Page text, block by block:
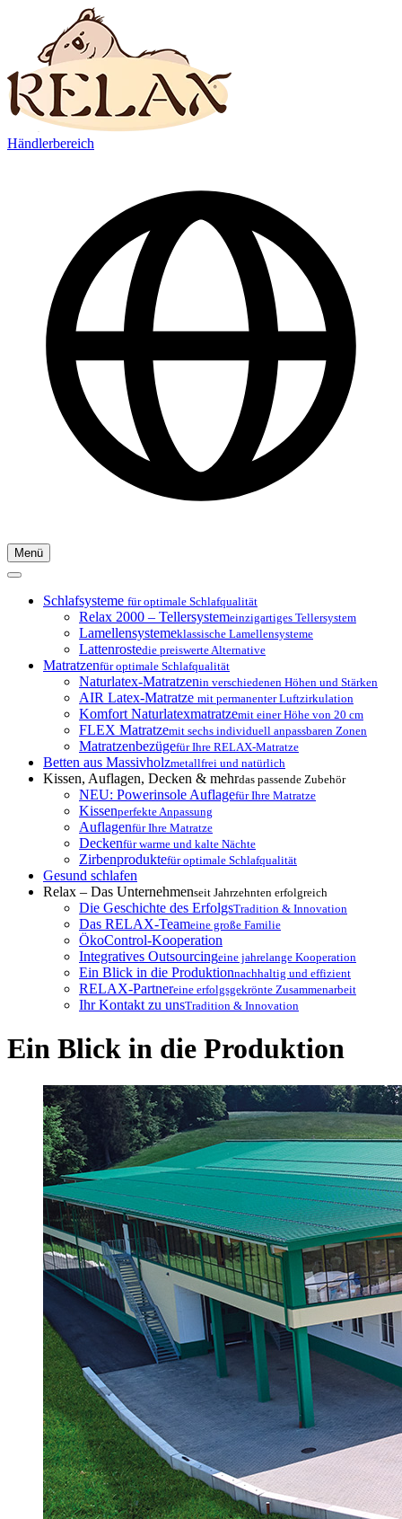
Händlerbereich
Menü
Schlafsysteme für optimale Schlafqualität
Relax 2000 – Tellersystemeinzigartiges Tellersystem
Lamellensystemeklassische Lamellensysteme
Lattenrostedie preiswerte Alternative
Matratzenfür optimale Schlafqualität
Naturlatex-Matratzenin verschiedenen Höhen und Stärken
AIR Latex-Matratze mit permanenter Luftzirkulation
Komfort Naturlatexmatratzemit einer Höhe von 20 cm
FLEX Matratzemit sechs individuell anpassbaren Zonen
Matratzenbezügefür Ihre RELAX-Matratze
Betten aus Massivholzmetallfrei und natürlich
Kissen, Auflagen, Decken & mehrdas passende Zubehör
NEU: Powerinsole Auflagefür Ihre Matratze
Kissenperfekte Anpassung
Auflagenfür Ihre Matratze
Deckenfür warme und kalte Nächte
Zirbenproduktefür optimale Schlafqualität
Gesund schlafen
Relax – Das Unternehmenseit Jahrzehnten erfolgreich
Die Geschichte des ErfolgsTradition & Innovation
Das RELAX-Teameine große Familie
ÖkoControl-Kooperation
Integratives Outsourcingeine jahrelange Kooperation
Ein Blick in die Produktionnachhaltig und effizient
RELAX-Partnereine erfolgsgekrönte Zusammenarbeit
Ihr Kontakt zu unsTradition & Innovation
Ein Blick in die Produktion